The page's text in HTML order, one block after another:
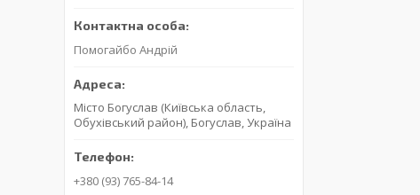
Помогайбо Андрій
Місто Богуслав (Київська область,
Обухівський район), Богуслав, Україна
+380 (93) 765-84-14